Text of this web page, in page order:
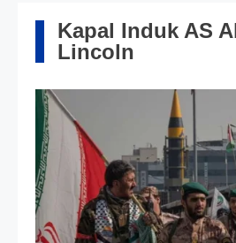
Kapal Induk AS
Lincoln